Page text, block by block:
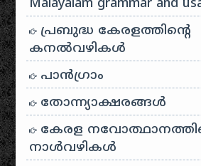
Malayalam grammar and
പ്രബുദ്ധ കേരളത്തിന്റെ
കനൽവഴികൾ
പാന്‍ഗ്രാം
തോന്ന്യാക്ഷരങ്ങള്‍
കേരള
നാൾവഴികൾ